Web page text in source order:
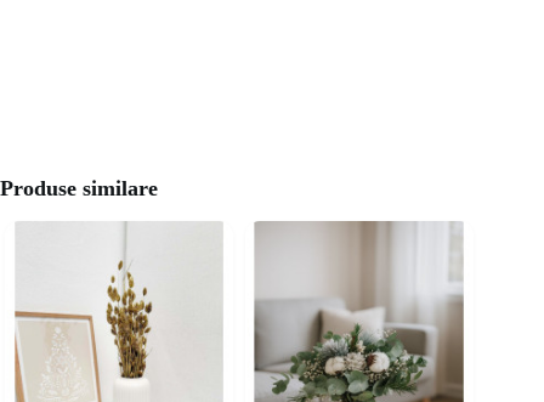
Produse similare